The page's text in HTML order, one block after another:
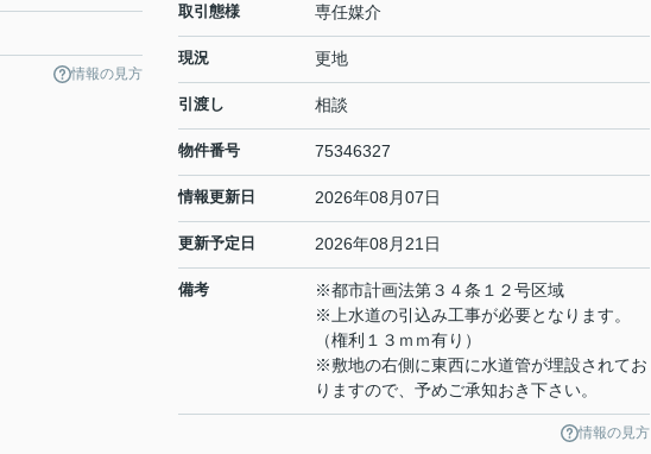
情報の見方
取引態様 専任媒介
現況 更地
引渡し 相談
物件番号 75346327
情報更新日 2026年08月07日
更新予定日 2026年08月21日
備考
※都市計画法第３４条１２号区域
※上水道の引込み工事が必要となります。
（権利１３ｍｍ有り）
※敷地の右側に東西に水道管が埋設されてお
りますので、予めご承知おき下さい。
情報の見方